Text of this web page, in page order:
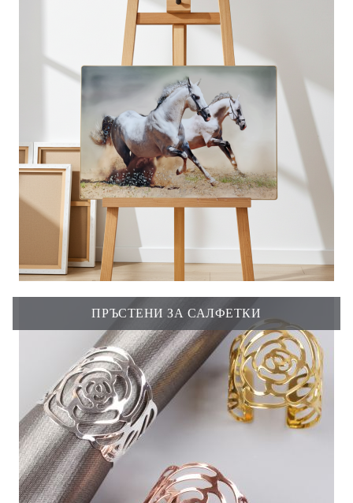
ПРЪСТЕНИ ЗА САЛФЕТКИ